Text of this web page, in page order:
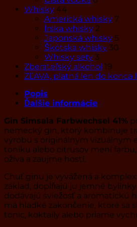
Whisky 44
Americká whisky 7
Írska whisky 2
Japonská whisky 5
Škótska whisky 30
Whisky sety 3
Zberateľský alkohol 19
ZĽAVA, platná len do konca
Popis
Ďalšie informácie
Gin Simsala Farbwechsel 41%
nemecký gin, ktorý kombinuje
výrobu s originálnym vizuálnym
toniku alebo citrusov mení
ožíva a zaujme hostí.
Chuť ginu je vyvážená a
základ, dopĺňajú ju jemné
dodávajú sviežosť a aromatickú
má hladké zakončenie, ktoré sa
tonic, koktaily alebo priame